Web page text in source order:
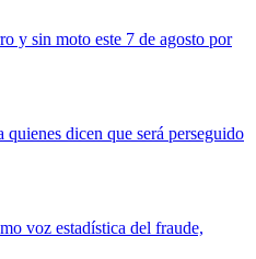
y sin moto este 7 de agosto por
quienes dicen que será perseguido
voz estadística del fraude,